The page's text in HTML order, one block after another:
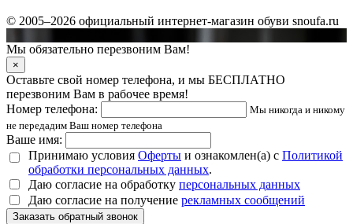
© 2005–2026 официальный интернет-магазин обуви snoufa.ru
Мы обязательно перезвоним Вам!
×
Оставьте свой номер телефона, и мы БЕСПЛАТНО
перезвоним Вам в рабочее время!
Номер телефона:
Мы никогда и никому
не передадим Ваш номер телефона
Ваше имя:
Принимаю условия Оферты и ознакомлен(а) с Политикой
обработки персональных данных.
Даю согласие на обработку персональных данных
Даю согласие на получение рекламных сообщений
Заказать обратный звонок